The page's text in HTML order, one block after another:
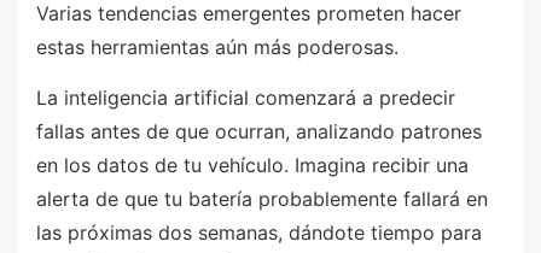
Varias tendencias emergentes prometen hacer
estas herramientas aún más poderosas.
La inteligencia artificial comenzará a predecir
fallas antes de que ocurran, analizando patrones
en los datos de tu vehículo. Imagina recibir una
alerta de que tu batería probablemente fallará en
las próximas dos semanas, dándote tiempo para